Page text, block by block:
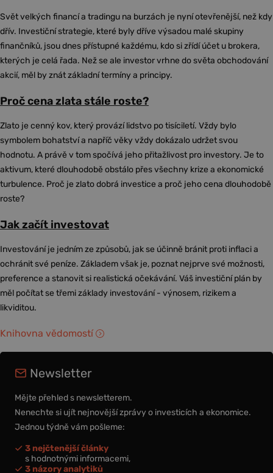
Svět velkých financí a tradingu na burzách je nyní otevřenější, než kdy
dřív. Investiční strategie, které byly dříve výsadou malé skupiny
finančníků, jsou dnes přístupné každému, kdo si zřídí účet u brokera,
kterých je celá řada. Než se ale investor vrhne do světa obchodování
akcií, měl by znát základní termíny a principy.
Proč cena zlata stále roste?
Zlato je cenný kov, který provází lidstvo po tisíciletí. Vždy bylo
symbolem bohatství a napříč věky vždy dokázalo udržet svou
hodnotu. A právě v tom spočívá jeho přitažlivost pro investory. Je to
aktivum, které dlouhodobě obstálo přes všechny krize a ekonomické
turbulence. Proč je zlato dobrá investice a proč jeho cena dlouhodobě
roste?
Jak začít investovat
Investování je jedním ze způsobů, jak se účinně bránit proti inflaci a
ochránit své peníze. Základem však je, poznat nejprve své možnosti,
preference a stanovit si realistická očekávání. Váš investiční plán by
měl počítat se třemi základy investování - výnosem, rizikem a
likviditou.
Knihovna vědomostí
Newsletter
Mějte přehled s newsletterem.
Nenechte si ujít nejnovější zprávy o investicích a ekonomice.
Jednou týdně vám pošleme:
3 nejčtenější články
s hodnotnými informacemi,
3 názory analytiků